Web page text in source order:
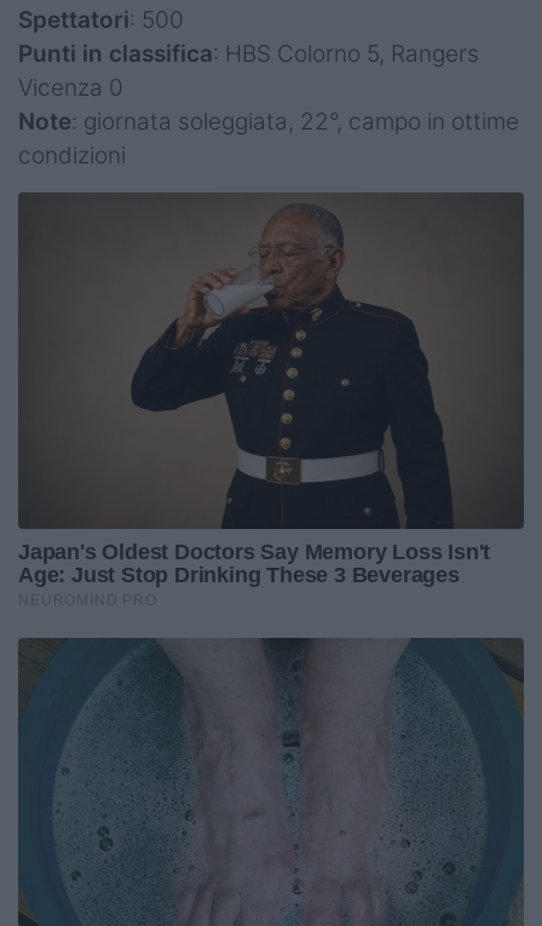
Spettatori: 500
Punti in classifica: HBS Colorno 5, Rangers
Vicenza 0
Note: giornata soleggiata, 22°, campo in ottime
condizioni